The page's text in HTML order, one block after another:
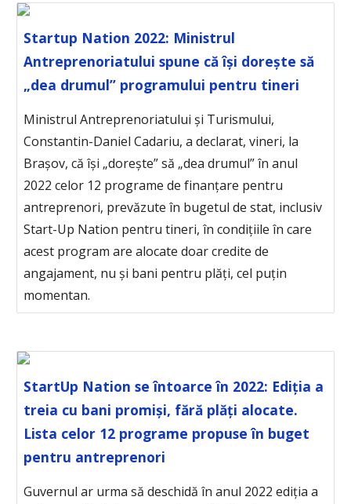
Startup Nation 2022: Ministrul
Antreprenoriatului spune că își dorește să
„dea drumul” programului pentru tineri
Ministrul Antreprenoriatului și Turismului,
Constantin-Daniel Cadariu, a declarat, vineri, la
Brașov, că își „dorește” să „dea drumul” în anul
2022 celor 12 programe de finanțare pentru
antreprenori, prevăzute în bugetul de stat, inclusiv
Start-Up Nation pentru tineri, în condițiile în care
acest program are alocate doar credite de
angajament, nu și bani pentru plăți, cel puțin
momentan.
StartUp Nation se întoarce în 2022: Ediția a
treia cu bani promiși, fără plăți alocate.
Lista celor 12 programe propuse în buget
pentru antreprenori
Guvernul ar urma să deschidă în anul 2022 ediția a